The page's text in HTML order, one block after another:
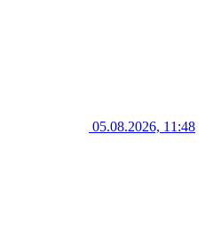
05.08.2026, 11:48